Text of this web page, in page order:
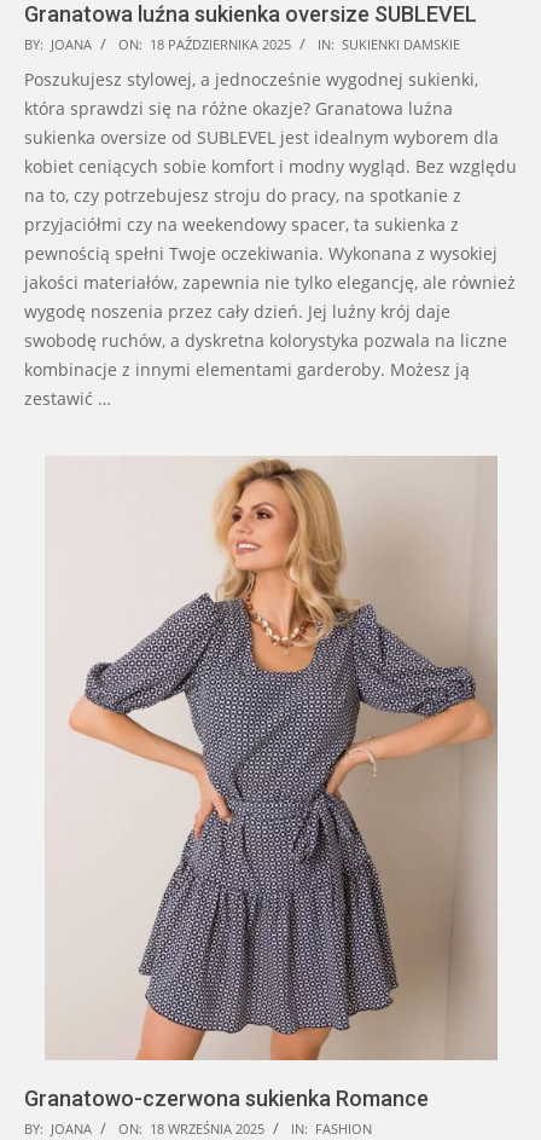
Granatowa luźna sukienka oversize SUBLEVEL
2025-
10-
18
BY: JOANA ON: 18 PAŹDZIERNIKA 2025 IN: SUKIENKI DAMSKIE
Poszukujesz stylowej, a jednocześnie wygodnej sukienki,
która sprawdzi się na różne okazje? Granatowa luźna
sukienka oversize od SUBLEVEL jest idealnym wyborem dla
kobiet ceniących sobie komfort i modny wygląd. Bez względu
na to, czy potrzebujesz stroju do pracy, na spotkanie z
przyjaciółmi czy na weekendowy spacer, ta sukienka z
pewnością spełni Twoje oczekiwania. Wykonana z wysokiej
jakości materiałów, zapewnia nie tylko elegancję, ale również
wygodę noszenia przez cały dzień. Jej luźny krój daje
swobodę ruchów, a dyskretna kolorystyka pozwala na liczne
kombinacje z innymi elementami garderoby. Możesz ją
zestawić …
Granatowo-czerwona sukienka Romance
2025-
BY: JOANA ON: 18 WRZEŚNIA 2025 IN: FASHION